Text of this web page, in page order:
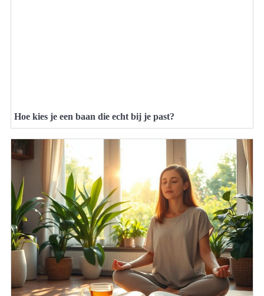
Hoe kies je een baan die echt bij je past?